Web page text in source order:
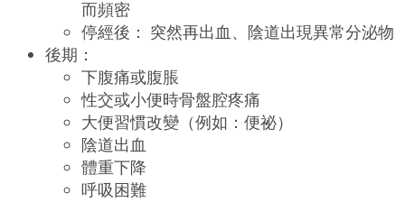
而頻密
停經後： 突然再出血、陰道出現異常分泌物
後期：
下腹痛或腹脹
性交或小便時骨盤腔疼痛
大便習慣改變（例如：便祕）
陰道出血
體重下降
呼吸困難